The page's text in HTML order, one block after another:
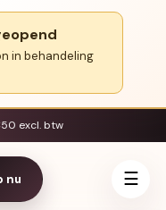
in behandeling
excl. btw
nu ☰